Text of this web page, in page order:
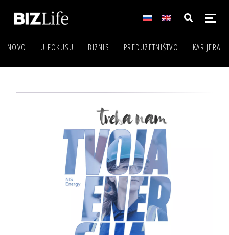
NOVO U FOKUSU BIZNIS PREDUZETNIŠTVO KARIJERA